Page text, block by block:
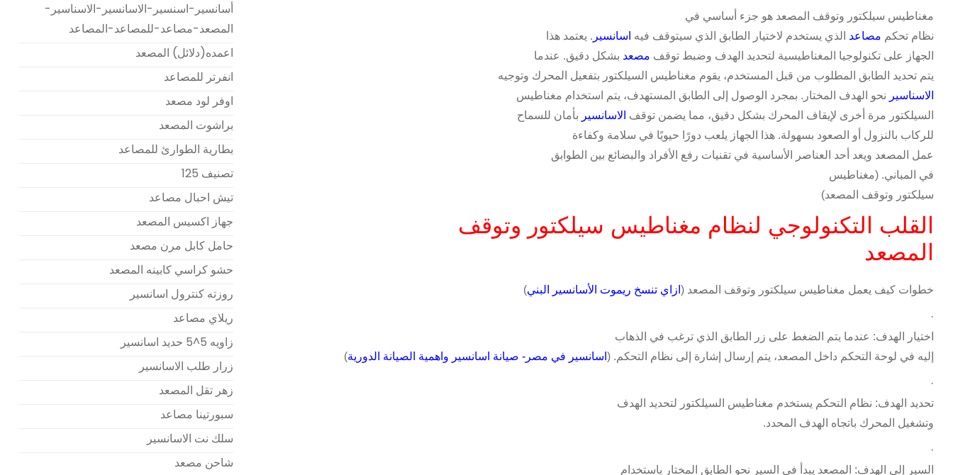
أسانسير-اسنسير-الاسانسير-الاسناسير-
المصعد-مصاعد-للمصاعد-المصاعد
اعمده(دلائل) المصعد
انفرتر للمصاعد
اوفر لود مصعد
براشوت المصعد
بطارية الطوارئ للمصاعد
تصنيف 125
تيش احبال مصاعد
جهاز اكسيس المصعد
حامل كابل مرن مصعد
حشو كراسي كابينه المصعد
روزته كنترول اسانسير
ريلاي مصاعد
زاويه 5^5 حديد اسانسير
زرار طلب الاسانسير
زهر تقل المصعد
سبورتينا مصاعد
سلك نت الاسانسير
شاحن مصعد
مغناطيس سيلكتور وتوقف المصعد هو جزء أساسي في
نظام تحكم مصاعد الذي يستخدم لاختيار الطابق الذي سيتوقف فيه اسانسير . يعتمد هذا
الجهاز على تكنولوجيا المغناطيسية لتحديد الهدف وضبط توقف مصعد بشكل دقيق. عندما
يتم تحديد الطابق المطلوب من قبل المستخدم، يقوم مغناطيس السيلكتور بتفعيل المحرك وتوجيه
الاسناسير نحو الهدف المختار. بمجرد الوصول إلى الطابق المستهدف، يتم استخدام مغناطيس
السيلكتور مرة أخرى لإيقاف المحرك بشكل دقيق، مما يضمن توقف الاسانسير بأمان للسماح
للركاب بالنزول أو الصعود بسهولة. هذا الجهاز يلعب دورًا حيويًا في سلامة وكفاءة
عمل المصعد ويعد أحد العناصر الأساسية في تقنيات رفع الأفراد والبضائع بين الطوابق
في المباني. (مغناطيس
سيلكتور وتوقف المصعد)
القلب التكنولوجي لنظام مغناطيس سيلكتور وتوقف
المصعد
خطوات كيف يعمل مغناطيس سيلكتور وتوقف المصعد (ازاي تنسخ ريموت الأسانسير البني)
·
اختيار الهدف: عندما يتم الضغط على زر الطابق الذي ترغب في الذهاب
إليه في لوحة التحكم داخل المصعد، يتم إرسال إشارة إلى نظام التحكم. (اسانسير في مصر- صيانة اسانسير واهمية الصيانة الدورية)
·
تحديد الهدف: نظام التحكم يستخدم مغناطيس السيلكتور لتحديد الهدف
وتشغيل المحرك باتجاه الهدف المحدد.
·
السير إلى الهدف: المصعد يبدأ في السير نحو الطابق المختار باستخدام